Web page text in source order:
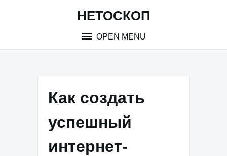
НЕТОСКОП
OPEN MENU
Как создать
успешный
интернет-